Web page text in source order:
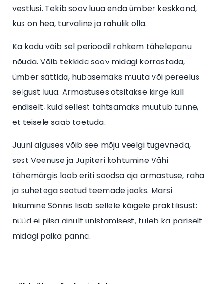
vestlusi. Tekib soov luua enda ümber keskkond,
kus on hea, turvaline ja rahulik olla.
Ka kodu võib sel perioodil rohkem tähelepanu
nõuda. Võib tekkida soov midagi korrastada,
ümber sättida, hubasemaks muuta või pereelus
selgust luua. Armastuses otsitakse kirge küll
endiselt, kuid sellest tähtsamaks muutub tunne,
et teisele saab toetuda.
Juuni alguses võib see mõju veelgi tugevneda,
sest Veenuse ja Jupiteri kohtumine Vähi
tähemärgis loob eriti soodsa aja armastuse, raha
ja suhetega seotud teemade jaoks. Marsi
liikumine Sõnnis lisab sellele kõigele praktilisust:
nüüd ei piisa ainult unistamisest, tuleb ka päriselt
midagi paika panna.